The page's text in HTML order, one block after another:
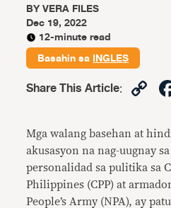
BYVERA FILES
Dec 19, 2022
12-minute read
Basahin saINGLES
Share This Article:
Mga walang basehan at
akusasyon na nag-uugnay
personalidad sa pulitika sa
Philippines (CPP) at
People’s Army (NPA), ay